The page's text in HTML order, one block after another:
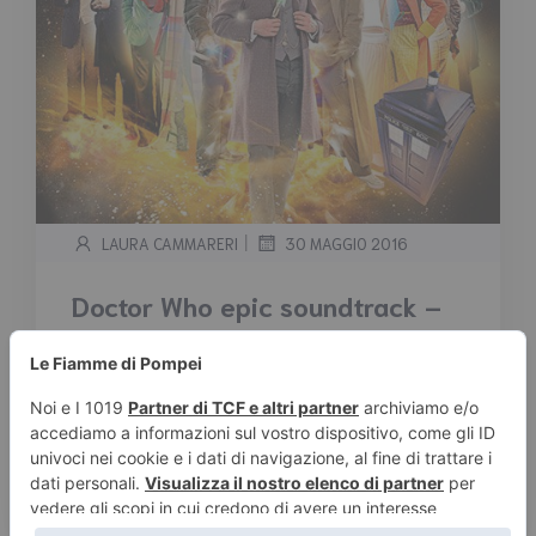
LAURA CAMMARERI | 30 MAGGIO 2016
Doctor Who epic soundtrack –
tutte le musiche più belle del
Dottore
Tempo stimato di lettura:< 1 minuto
Per il Doctor Who Monday condividiamo le più
belle soundtrack del Dottore. La serie tv più […]
Leggi tutto